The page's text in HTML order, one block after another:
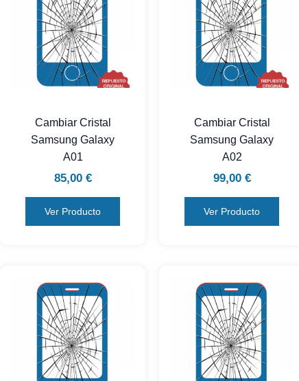
Cambiar Cristal
Samsung Galaxy
A01
85,00 €
Ver Producto
Cambiar Cristal
Samsung Galaxy
A02
99,00 €
Ver Producto